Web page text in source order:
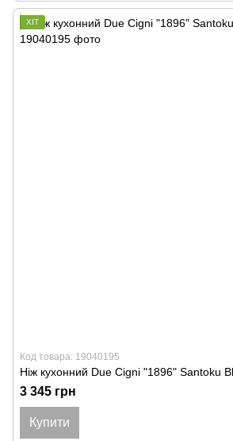
ХІТ
Код товара: 19040195
Ніж кухонний Due Cigni "1896" Santoku
3 345 грн
Купити